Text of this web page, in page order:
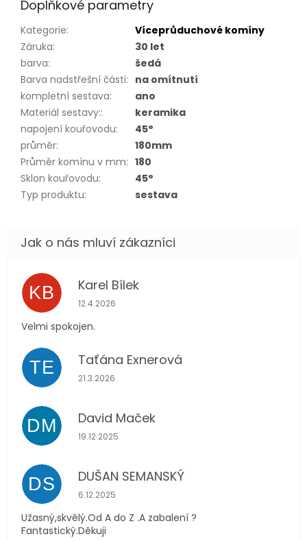
Doplňkové parametry
Kategorie:
Víceprůduchové komíny
Záruka:
30 let
barva:
šedá
Barva nadstřešní části: na omítnutí
kompletní sestava:
ano
Materiál sestavy::
keramika
napojení kouřovodu:
45°
průměr:
180mm
Průměr komínu v mm: 180
Sklon kouřovodu:
45°
Typ produktu: sestava
KB Karel Bílek
Hodnocení obchodu je 5 z 5 hvězdiček.
12.4.2026
Velmi spokojen.
TE Taťána Exnerová
Hodnocení obchodu je 5 z 5 hvězdiček.
21.3.2026
DM David Maček
Hodnocení obchodu je 5 z 5 hvězdiček.
19.12.2025
DS DUŠAN SEMANSKÝ
Hodnocení obchodu je 5 z 5 hvězdiček.
6.12.2025
Užasný,skvělý.Od A do Z .A zabalení ?
Fantastický.Děkuji